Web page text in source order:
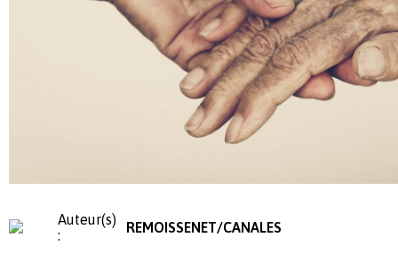
Auteur(s)
:
REMOISSENET/CANALES